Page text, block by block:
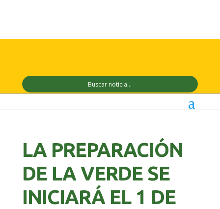
LA PREPARACIÓN
DE LA VERDE SE
INICIARÁ EL 1 DE